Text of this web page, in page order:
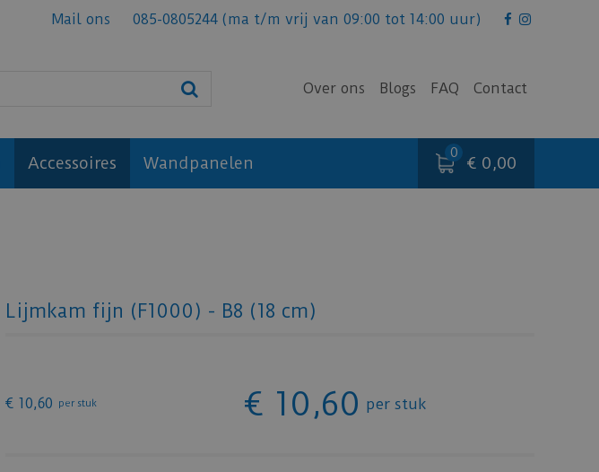
Mail ons 085-0805244 (ma t/m vrij van 09:00 tot 14:00 uur)
Over ons Blogs FAQ Contact
Accessoires Wandpanelen € 0,00
Lijmkam fijn (F1000) - B8 (18 cm)
€ 10,60 per stuk € 10,60 per stuk